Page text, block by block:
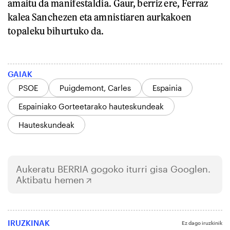
amaitu da manifestaldia. Gaur, berriz ere, Ferraz
kalea Sanchezen eta amnistiaren aurkakoen
topaleku bihurtuko da.
GAIAK
PSOE
Puigdemont, Carles
Espainia
Espainiako Gorteetarako hauteskundeak
Hauteskundeak
Aukeratu BERRIA gogoko iturri gisa Googlen.
Aktibatu hemen
IRUZKINAK Ez dago iruzkinik